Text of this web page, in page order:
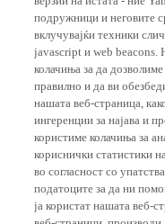
подружници и неговите
вклучувајќи техники
javascript и web beacons.
колачиња за да
правилно и да ви
нашата веб-страница,
ингеренции за најава и
користиме колачиња за
кориснички статистики
во согласност со
податоците за да ни
ја користат нашата веб-
веб-страници,